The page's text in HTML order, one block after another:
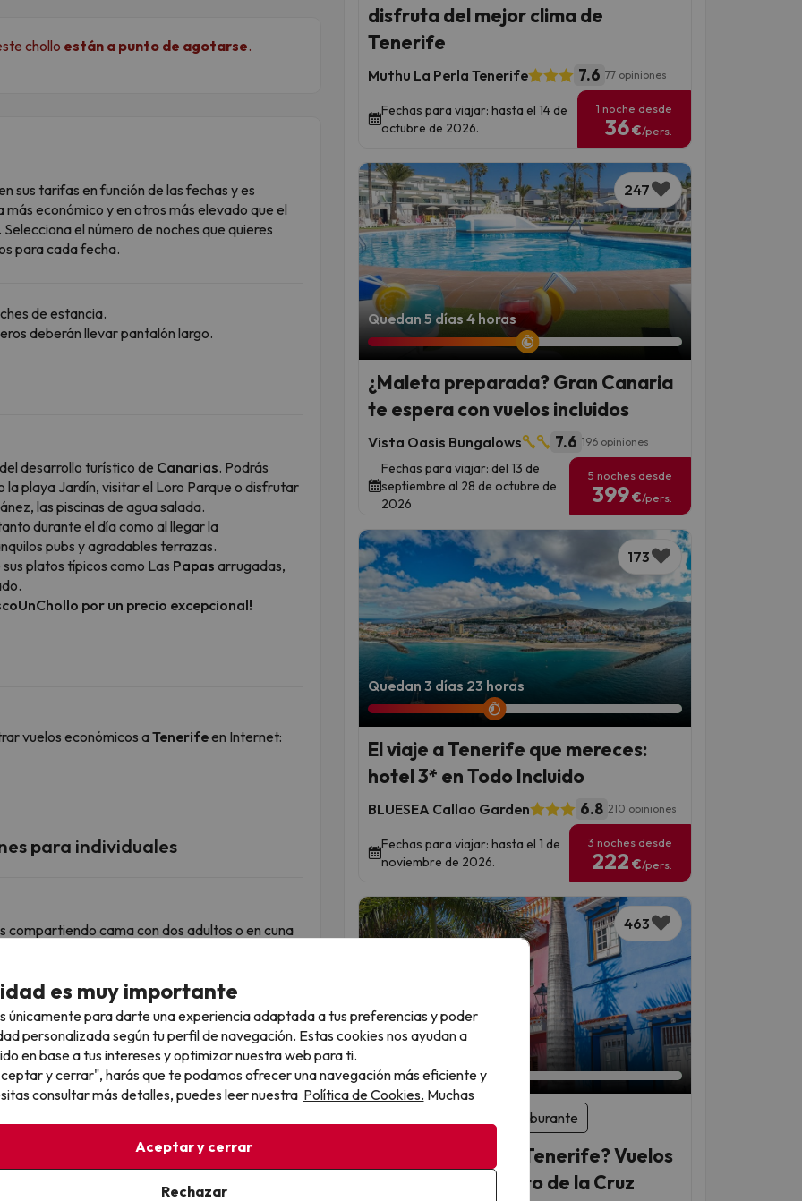
chollo están a punto de agotarse.
sus tarifas en función de las fechas y es
económico y en otros más elevado que el
el número de noches que quieres
para cada fecha.
de estancia.
deberán llevar pantalón largo.
desarrollo turístico de Canarias. Podrás
la playa Jardín, visitar el Loro Parque o disfrutar
las piscinas de agua salada.
durante el día como al llegar la
pubs y agradables terrazas.
platos típicos como Las Papas arrugadas,
.
por un precio excepcional!
vuelos económicos aTenerifeen Internet:
para individuales
compartiendo cama con dos adultos o en cuna
el descuento se aplica
acompañado por dos adultos o dos
la habitación.
por persona y noche aproximadamente.
de reserva.
disfruta del mejor clima de
Tenerife
Muthu La Perla Tenerife 7.6 77 opiniones
Fechas para viajar: hasta el 14 de
octubre de 2026.
1 noche desde
36€/pers.
247
Quedan 5 días 4 horas
¿Maleta preparada? Gran Canaria
te espera con vuelos incluidos
Vista Oasis Bungalows 7.6 196 opiniones
Fechas para viajar: del 13 de
septiembre al 28 de octubre de
2026
5 noches desde
399€/pers.
173
Quedan 3 días 23 horas
El viaje a Tenerife que mereces:
hotel 3* en Todo Incluido
BLUESEA Callao Garden 6.8 210 opiniones
Fechas para viajar: hasta el 1 de
noviembre de 2026.
3 noches desde
222 €/pers.
463
Sin sorpresas por carburante
¿Una escapada a Tenerife? Vuelos
y hotel 4* en Puerto de la Cruz
es muy importante
únicamente para darte una experiencia adaptada a tus preferencias y poder
personalizada según tu perfil de navegación. Estas cookies nos ayudan a
en base a tus intereses y optimizar nuestra web para ti.
y cerrar", harás que te podamos ofrecer una navegación más eficiente y
consultar más detalles, puedes leer nuestra Política de Cookies. Muchas
Aceptar y cerrar
Rechazar